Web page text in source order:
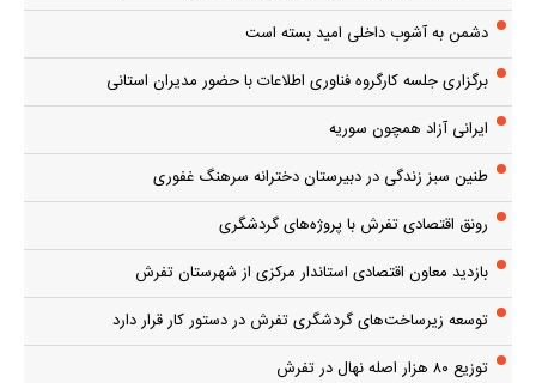
دشمن به آشوب داخلی امید بسته است
برگزاری جلسه کارگروه فناوری اطلاعات با حضور مدیران استانی
ایرانی آزاد همچون سوریه
طنین سبز زندگی در دبیرستان دخترانه سرهنگ غفوری
رونق اقتصادی تفرش با پروژه‌های گردشگری
بازدید معاون اقتصادی استاندار مرکزی از شهرستان تفرش
توسعه زیرساخت‌های گردشگری تفرش در دستور کار قرار دارد
توزیع ۸۰ هزار اصله نهال در تفرش